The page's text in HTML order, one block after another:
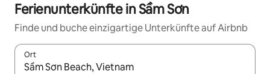
Ferienunterkünfte in Sầm Sơn
Finde und buche einzigartige Unterkünfte auf Airbnb
Ort
Wenn Ergebnisse verfügbar sind, navigiere mit den